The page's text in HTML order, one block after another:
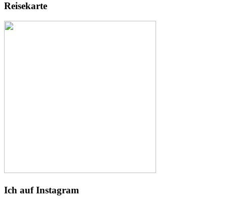
Reisekarte
Ich auf Instagram